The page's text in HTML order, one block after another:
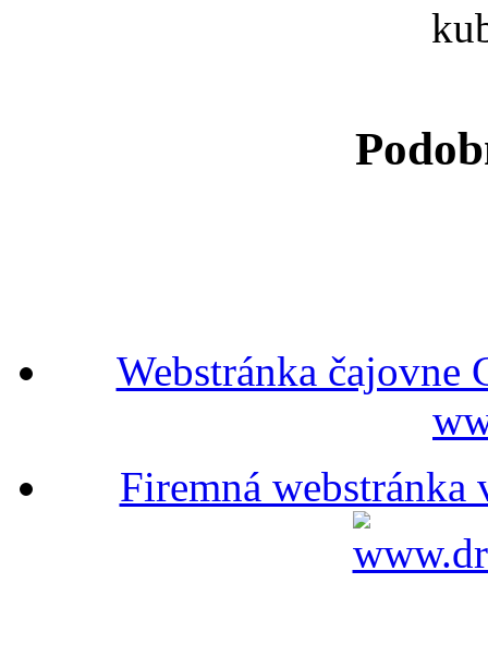
Webstránka čajovne
Firemná